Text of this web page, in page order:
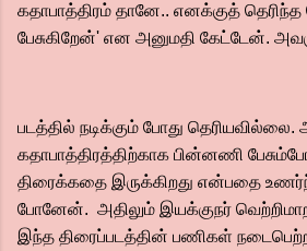
கதாபாத்திரம் தானே.. எனக்குத்
பேசுகிறேன்' என அனுமதி கேட்டேன்.
படத்தில் நடிக்கும் போது
கதாபாத்திரத்திற்காக பின்னணி
திரைக்கதை இருக்கிறது என்பதை
போனேன். அதிலும் இயக்குநர்
இந்த திரைப்படத்தின் பணிகள்